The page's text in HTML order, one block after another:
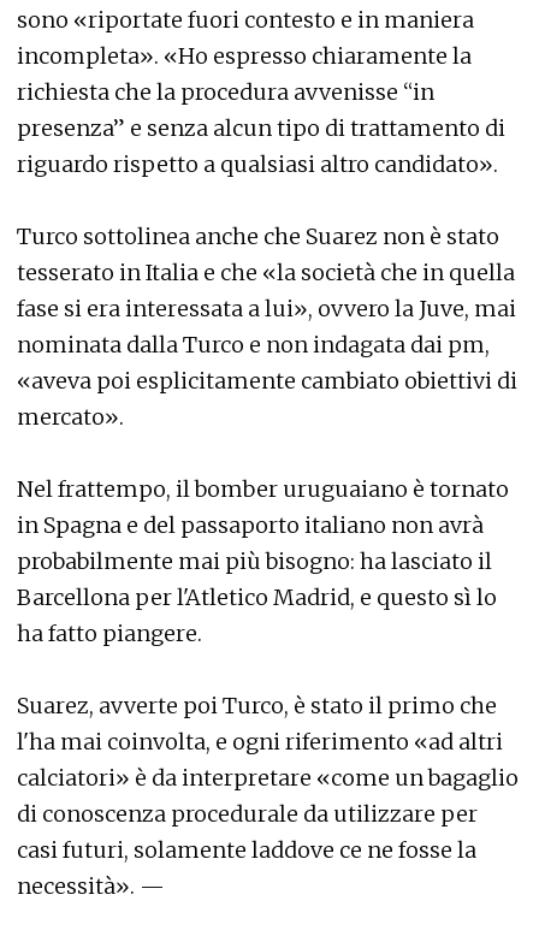
sono «riportate fuori contesto e in maniera
incompleta». «Ho espresso chiaramente la
richiesta che la procedura avvenisse “in
presenza” e senza alcun tipo di trattamento di
riguardo rispetto a qualsiasi altro candidato».
Turco sottolinea anche che Suarez non è stato
tesserato in Italia e che «la società che in quella
fase si era interessata a lui», ovvero la Juve, mai
nominata dalla Turco e non indagata dai pm,
«aveva poi esplicitamente cambiato obiettivi di
mercato».
Nel frattempo, il bomber uruguaiano è tornato
in Spagna e del passaporto italiano non avrà
probabilmente mai più bisogno: ha lasciato il
Barcellona per l'Atletico Madrid, e questo sì lo
ha fatto piangere.
Suarez, avverte poi Turco, è stato il primo che
l'ha mai coinvolta, e ogni riferimento «ad altri
calciatori» è da interpretare «come un bagaglio
di conoscenza procedurale da utilizzare per
casi futuri, solamente laddove ce ne fosse la
necessità». —